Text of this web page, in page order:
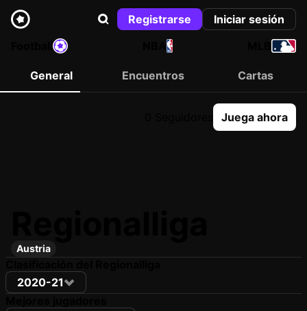
Registrarse
Iniciar sesión
NBA
General Encuentros Cartas
Juega ahora
Austria
2020-21